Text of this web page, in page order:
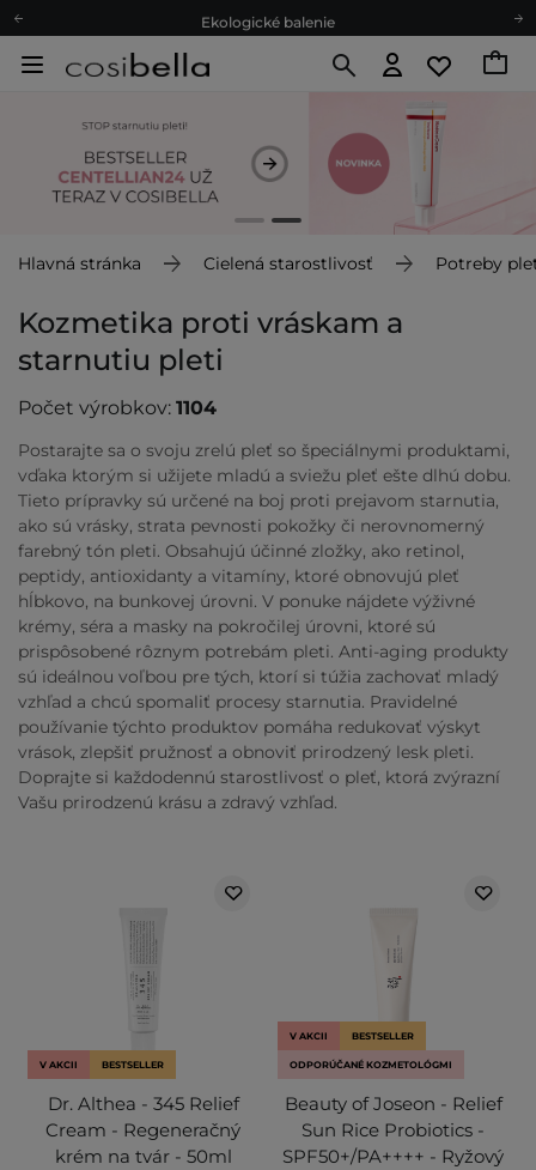
Ekologické balenie
Odmeňovací program
Ekologické balenie
Hlavná stránka Cielená starostlivosť Potreby
Kozmetika proti vráskam a
starnutiu pleti
Počet výrobkov: 1104
Postarajte sa o svoju zrelú pleť so špeciálnymi produktami,
vďaka ktorým si užijete mladú a sviežu pleť ešte dlhú dobu.
Tieto prípravky sú určené na boj proti prejavom starnutia,
ako sú vrásky, strata pevnosti pokožky či nerovnomerný
farebný tón pleti. Obsahujú účinné zložky, ako retinol,
peptidy, antioxidanty a vitamíny, ktoré obnovujú pleť
hĺbkovo, na bunkovej úrovni. V ponuke nájdete výživné
krémy, séra a masky na pokročilej úrovni, ktoré sú
prispôsobené rôznym potrebám pleti. Anti-aging produkty
sú ideálnou voľbou pre tých, ktorí si túžia zachovať mladý
vzhľad a chcú spomaliť procesy starnutia. Pravidelné
používanie týchto produktov pomáha redukovať výskyt
vrások, zlepšiť pružnosť a obnoviť prirodzený lesk pleti.
Doprajte si každodennú starostlivosť o pleť, ktorá zvýrazní
Vašu prirodzenú krásu a zdravý vzhľad.
V AKCII BESTSELLER
Dr. Althea - 345 Relief
Cream - Regeneračný
krém na tvár - 50ml
V AKCII BESTSELLER
ODPORÚČANÉ KOZMETOLÓGMI
Beauty of Joseon - Relief
Sun Rice Probiotics -
SPF50+/PA++++ - Ryžový